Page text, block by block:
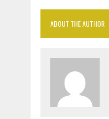
ABOUT THE AUTHOR